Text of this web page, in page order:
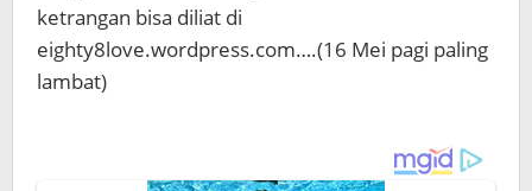
ketrangan bisa diliat di
eighty8love.wordpress.com….(16 Mei pagi paling
lambat)